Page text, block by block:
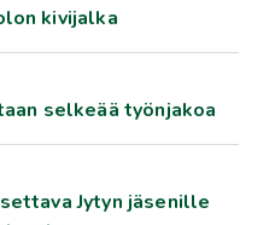
kivijalka
selkeää työnjakoa
Jytyn jäsenille